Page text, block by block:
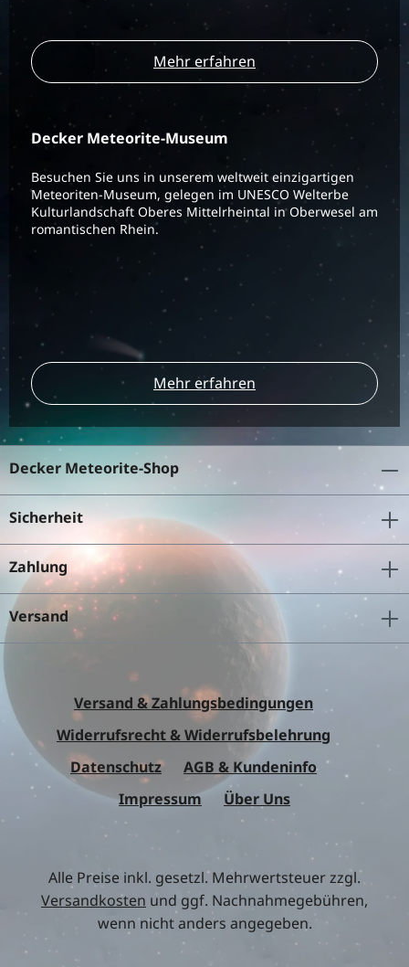
Mehr erfahren
Decker Meteorite-Museum
Besuchen Sie uns in unserem weltweit einzigartigen
Meteoriten-Museum, gelegen im UNESCO Welterbe
Kulturlandschaft Oberes Mittelrheintal in Oberwesel am
romantischen Rhein.
Mehr erfahren
Decker Meteorite-Shop
Sicherheit
Zahlung
Versand
Versand & Zahlungsbedingungen
Widerrufsrecht & Widerrufsbelehrung
Datenschutz
AGB & Kundeninfo
Impressum
Über Uns
Alle Preise inkl. gesetzl. Mehrwertsteuer zzgl.
Versandkosten und ggf. Nachnahmegebühren,
wenn nicht anders angegeben.